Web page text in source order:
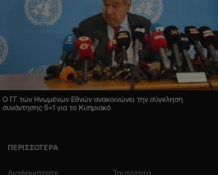
Ο ΓΓ των Ηνωμένων Εθνών ανακοινώνει την σύγκληση
συνάντησης 5+1 για το Κυπριακό
ΠΕΡΙΣΣΟΤΕΡΑ
Διαφημιστείτε Ταυτότητα